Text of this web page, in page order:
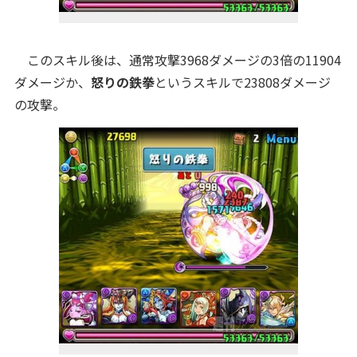
このスキル後は、通常攻撃3968ダメージの3倍の11904
ダメージか、 怒りの鉄拳というスキルで23808ダメージ
の攻撃。